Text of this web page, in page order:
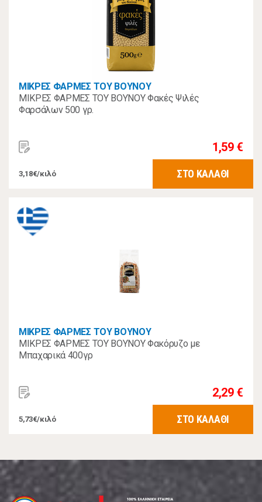
ΜΙΚΡΕΣ ΦΑΡΜΕΣ ΤΟΥ ΒΟΥΝΟΥ
ΜΙΚΡΕΣ ΦΑΡΜΕΣ ΤΟΥ ΒΟΥΝΟΥ Φακές Ψιλές
Φαρσάλων 500 γρ.
1,59 €
3,18€/κιλό ΣΤΟ ΚΑΛΑΘΙ
ΜΙΚΡΕΣ ΦΑΡΜΕΣ ΤΟΥ ΒΟΥΝΟΥ
ΜΙΚΡΕΣ ΦΑΡΜΕΣ ΤΟΥ ΒΟΥΝΟΥ Φακόρυζο με
Μπαχαρικά 400γρ
2,29 €
5,73€/κιλό ΣΤΟ ΚΑΛΑΘΙ